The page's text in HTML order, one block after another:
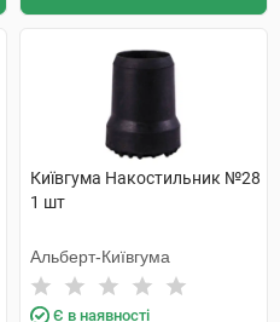
Київгума Накостильник №28
1 шт
Альберт-Київгума
Є в наявності